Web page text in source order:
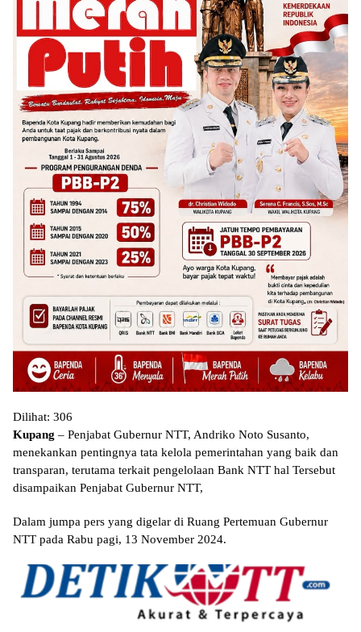
Dilihat: 306
Kupang – Penjabat Gubernur NTT, Andriko Noto Susanto,
menekankan pentingnya tata kelola pemerintahan yang baik dan
transparan, terutama terkait pengelolaan Bank NTT hal Tersebut
disampaikan Penjabat Gubernur NTT,
Dalam jumpa pers yang digelar di Ruang Pertemuan Gubernur
NTT pada Rabu pagi, 13 November 2024.